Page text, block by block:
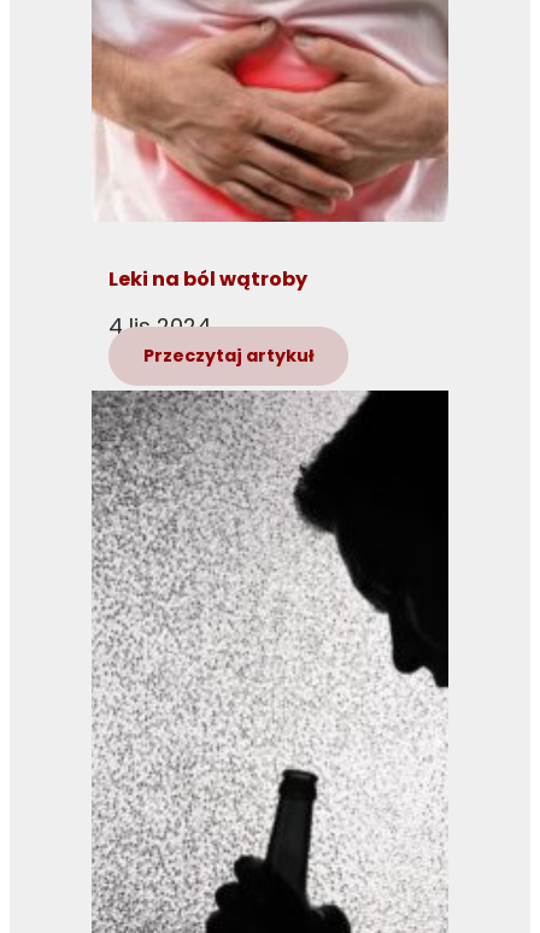
Leki na ból wątroby
4 lis 2024
Przeczytaj artykuł